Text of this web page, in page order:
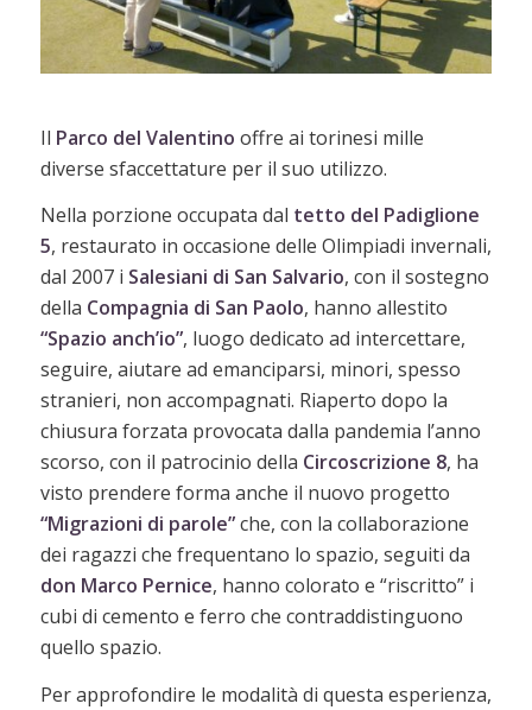
Il Parco del Valentino offre ai torinesi mille
diverse sfaccettature per il suo utilizzo.
Nella porzione occupata dal tetto del Padiglione
5, restaurato in occasione delle Olimpiadi invernali,
dal 2007 i Salesiani di San Salvario, con il sostegno
della Compagnia di San Paolo, hanno allestito
“Spazio anch’io”, luogo dedicato ad intercettare,
seguire, aiutare ad emanciparsi, minori, spesso
stranieri, non accompagnati. Riaperto dopo la
chiusura forzata provocata dalla pandemia l’anno
scorso, con il patrocinio della Circoscrizione 8, ha
visto prendere forma anche il nuovo progetto
“Migrazioni di parole”che, con la collaborazione
dei ragazzi che frequentano lo spazio, seguiti da
don Marco Pernice, hanno colorato e “riscritto” i
cubi di cemento e ferro che contraddistinguono
quello spazio.
Per approfondire le modalità di questa esperienza,